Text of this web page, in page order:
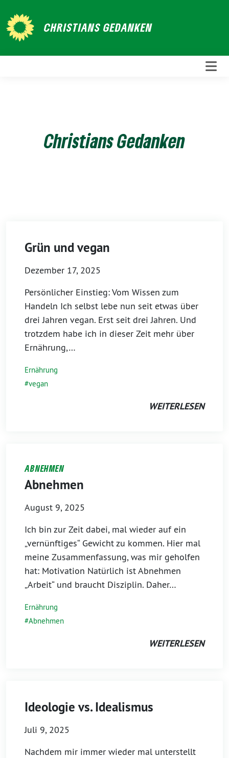
zum
Inhalt
CHRISTIANS GEDANKEN
Christians Gedanken
Grün und vegan
Dezember 17, 2025
Persönlicher Einstieg: Vom Wissen zum
Handeln Ich selbst lebe nun seit etwas über
drei Jahren vegan. Erst seit drei Jahren. Und
trotzdem habe ich in dieser Zeit mehr über
Ernährung,…
Ernährung
vegan
WEITERLESEN
ABNEHMEN
Abnehmen
August 9, 2025
Ich bin zur Zeit dabei, mal wieder auf ein
„vernünftiges“ Gewicht zu kommen. Hier mal
meine Zusammenfassung, was mir geholfen
hat: Motivation Natürlich ist Abnehmen
„Arbeit“ und braucht Disziplin. Daher…
Ernährung
Abnehmen
WEITERLESEN
Ideologie vs. Idealismus
Juli 9, 2025
Nachdem mir immer wieder mal unterstellt